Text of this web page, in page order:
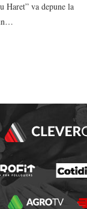
Haret” va depune la